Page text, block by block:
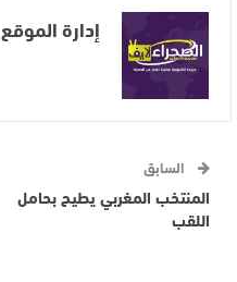
إدارة الموقع
السابق
المنتخب المغربي يطيح بحامل
اللقب